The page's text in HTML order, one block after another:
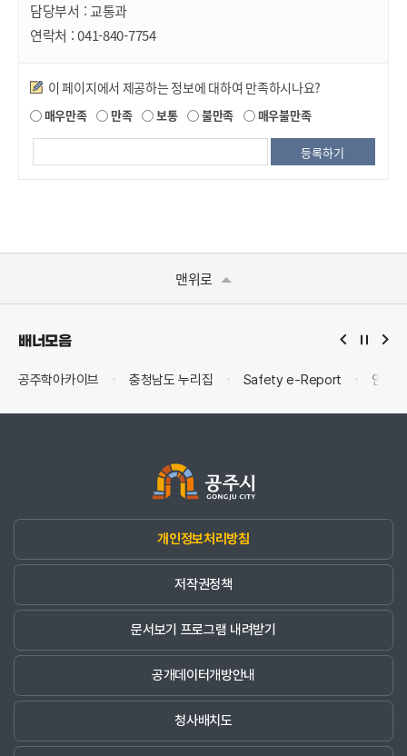
담당부서 : 교통과
연락처 :041-840-7754
만족도조사
이 페이지에서 제공하는 정보에 대하여 만족하시나요?
매우만족 만족 보통 불만족 매우불만족
맨위로
배너모음
공주학아카이브 충청남도 누리집 Safety e-Report 안전
개인정보처리방침
저작권정책
문서보기 프로그램 내려받기
공개데이터개방안내
청사배치도